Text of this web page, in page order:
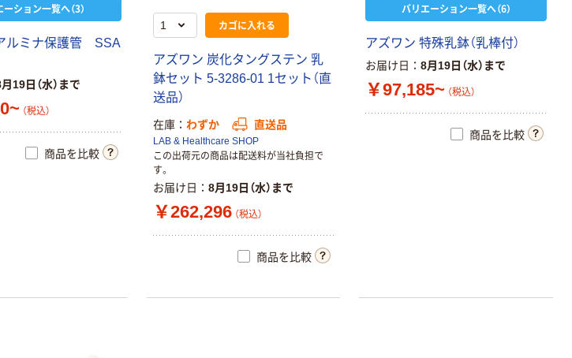
ション一覧へ（3）
ルミナ保護管 SSA
19日（水）まで
（税込）
商品を比較
カゴに入れる
アズワン 炭化タングステン 乳
鉢セット 5-3286-01 1セット（直
送品）
在庫 わずか 直送品
LAB & Healthcare SHOP
この出荷元の商品は配送料が当社負担で
す。
お届け日 8月19日（水）まで
￥262,296 （税込）
商品を比較
バリエーション一覧へ（6）
アズワン 特殊乳鉢（乳棒付）
お届け日 8月19日（水）まで
￥97,185~ （税込）
商品を比較